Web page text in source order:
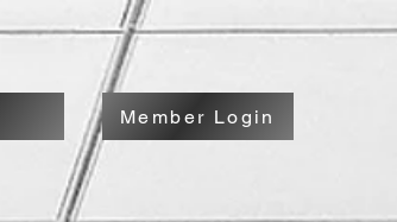
Member Login